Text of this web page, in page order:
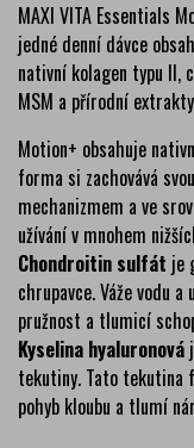
MAXI VITA Essentials
jedné denní dávce
nativní kolagen typu II,
MSM a přírodní
Motion+ obsahuje
forma si zachovává
mechanizmem a ve
užívání v mnohem
Chondroitin sulfát je
chrupavce. Váže vodu
pružnost a tlumicí
Kyselina hyaluronová
tekutiny. Tato tekutina
pohyb kloubu a tlumí